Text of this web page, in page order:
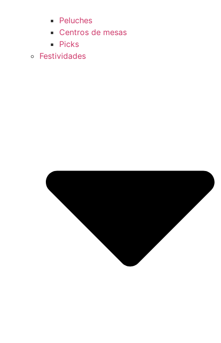
Peluches
Centros de mesas
Picks
Festividades